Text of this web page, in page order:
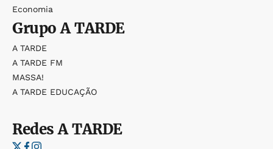
Economia
GrupoA TARDE
A TARDE
A TARDE FM
MASSA!
A TARDE EDUCAÇÃO
RedesA TARDE